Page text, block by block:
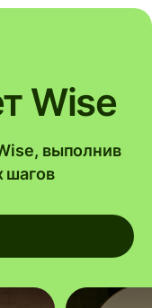
Wise
выполнив
шагов